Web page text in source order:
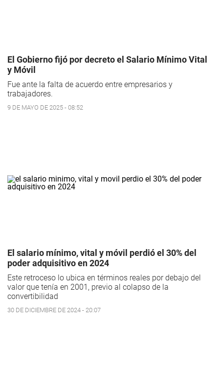
El Gobierno fijó por decreto el Salario Mínimo Vital
y Móvil
Fue ante la falta de acuerdo entre empresarios y
trabajadores.
9 DE MAYO DE 2025 - 08:52
El salario mínimo, vital y móvil perdió el 30% del
poder adquisitivo en 2024
Este retroceso lo ubica en términos reales por debajo del
valor que tenía en 2001, previo al colapso de la
convertibilidad
30 DE DICIEMBRE DE 2024 - 20:07